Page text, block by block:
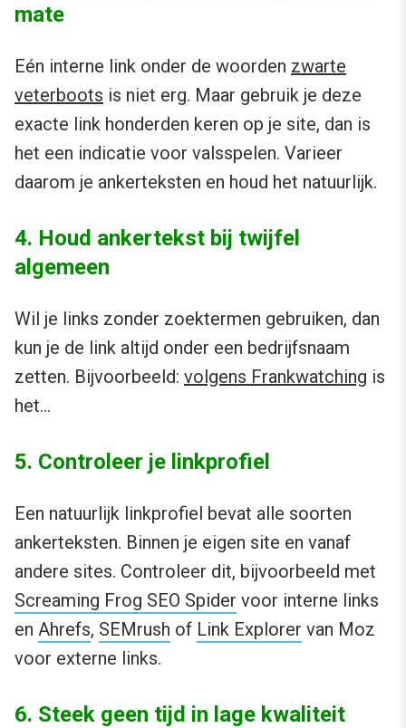
mate
Eén interne link onder de woorden zwarte
veterboots is niet erg. Maar gebruik je deze
exacte link honderden keren op je site, dan is
het een indicatie voor valsspelen. Varieer
daarom je ankerteksten en houd het natuurlijk.
4. Houd ankertekst bij twijfel
algemeen
Wil je links zonder zoektermen gebruiken, dan
kun je de link altijd onder een bedrijfsnaam
zetten. Bijvoorbeeld: volgens Frankwatching is
het…
5. Controleer je linkprofiel
Een natuurlijk linkprofiel bevat alle soorten
ankerteksten. Binnen je eigen site en vanaf
andere sites. Controleer dit, bijvoorbeeld met
Screaming Frog SEO Spider voor interne links
en Ahrefs, SEMrush of Link Explorer van Moz
voor externe links.
6. Steek geen tijd in lage kwaliteit